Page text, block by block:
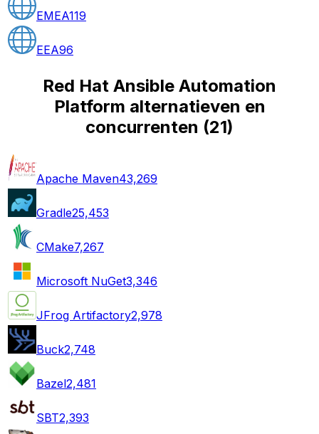
EMEA119
EEA96
Red Hat Ansible Automation
Platform alternatieven en
concurrenten (21)
Apache Maven43,269
Gradle25,453
CMake7,267
Microsoft NuGet3,346
JFrog Artifactory2,978
Buck2,748
Bazel2,481
SBT2,393